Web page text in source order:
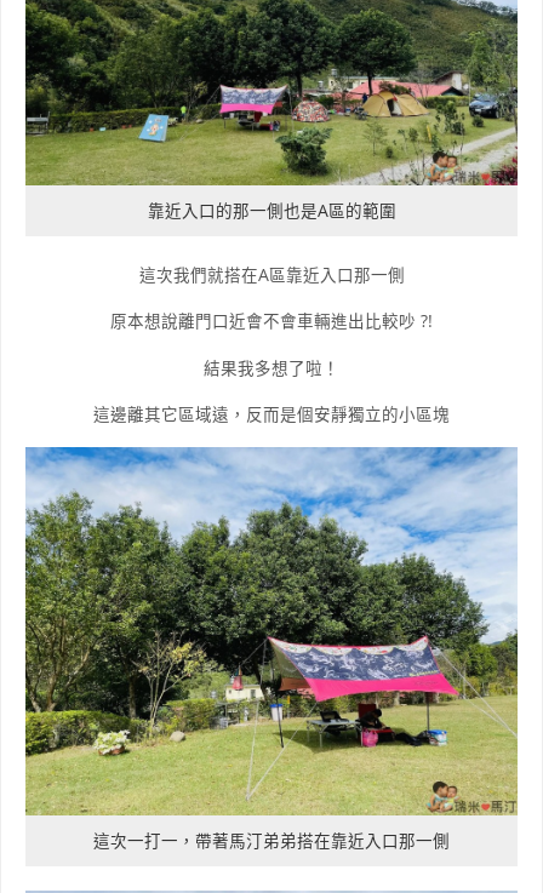
靠近入口的那一側也是A區的範圍
這次我們就搭在A區靠近入口那一側
原本想說離門口近會不會車輛進出比較吵 ?!
結果我多想了啦！
這邊離其它區域遠，反而是個安靜獨立的小區塊
這次一打一，帶著馬汀弟弟搭在靠近入口那一側